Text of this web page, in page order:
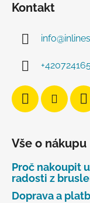
Kontakt
info@
Vše o nákupu
Proč nakoupit
radosti z
Doprava a